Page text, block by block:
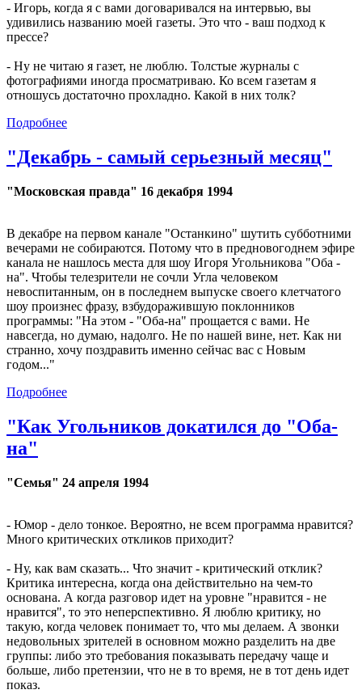
- Игорь, когда я с вами договаривался на интервью, вы
удивились названию моей газеты. Это что - ваш подход к
прессе?
- Ну не читаю я газет, не люблю. Толстые журналы с
фотографиями иногда просматриваю. Ко всем газетам я
отношусь достаточно прохладно. Какой в них толк?
Подробнее
"Декабрь - самый серьезный месяц"
"Московская правда" 16 декабря 1994
В декабре на первом канале "Останкино" шутить субботними
вечерами не собираются. Потому что в предновогоднем эфире
канала не нашлось места для шоу Игоря Угольникова "Оба -
на". Чтобы телезрители не сочли Угла человеком
невоспитанным, он в последнем выпуске своего клетчатого
шоу произнес фразу, взбудоражившую поклонников
программы: "На этом - "Оба-на" прощается с вами. Не
навсегда, но думаю, надолго. Не по нашей вине, нет. Как ни
странно, хочу поздравить именно сейчас вас с Новым
годом..."
Подробнее
"Как Угольников докатился до "Оба-
на"
"Семья" 24 апреля 1994
- Юмор - дело тонкое. Вероятно, не всем программа нравится?
Много критических откликов приходит?
- Ну, как вам сказать... Что значит - критический отклик?
Критика интересна, когда она действительно на чем-то
основана. А когда разговор идет на уровне "нравится - не
нравится", то это неперспективно. Я люблю критику, но
такую, когда человек понимает то, что мы делаем. А звонки
недовольных зрителей в основном можно разделить на две
группы: либо это требования показывать передачу чаще и
больше, либо претензии, что не в то время, не в тот день идет
показ.